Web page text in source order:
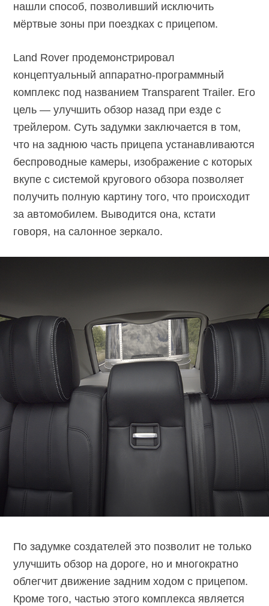
нашли способ, позволивший исключить
мёртвые зоны при поездках с прицепом.
Land Rover продемонстрировал
концептуальный аппаратно-программный
комплекс под названием Transparent Trailer. Его
цель — улучшить обзор назад при езде с
трейлером. Суть задумки заключается в том,
что на заднюю часть прицепа устанавливаются
беспроводные камеры, изображение с которых
вкупе с системой кругового обзора позволяет
получить полную картину того, что происходит
за автомобилем. Выводится она, кстати
говоря, на салонное зеркало.
По задумке создателей это позволит не только
улучшить обзор на дороге, но и многократно
облегчит движение задним ходом с прицепом.
Кроме того, частью этого комплекса является